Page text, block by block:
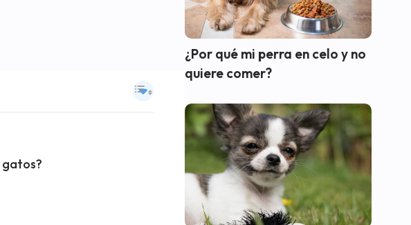
¿Por qué mi perra en celo y no
quiere comer?